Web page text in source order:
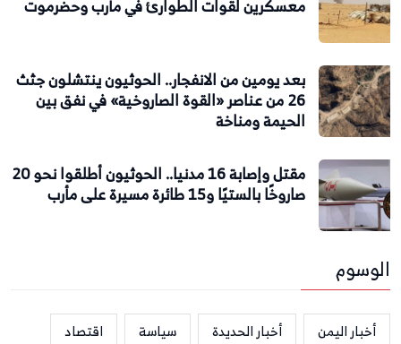
معسكرين لقوات الطوارئ في مأرب وحضرموت
بعد يومين من الانفجار.. الحوثيون ينتشلون جثث
26 من عناصر «القوة الصاروخية» في نفق بين
الحيمة ومناخة
مقتل وإصابة 16 مدنيا.. الحوثيون أطلقوا نحو 20
صاروخًا بالستيًا و15 طائرة مسيرة على مأرب
الوسوم
أخبار اليمن أخبار الحديدة سياسة
اقتصاد